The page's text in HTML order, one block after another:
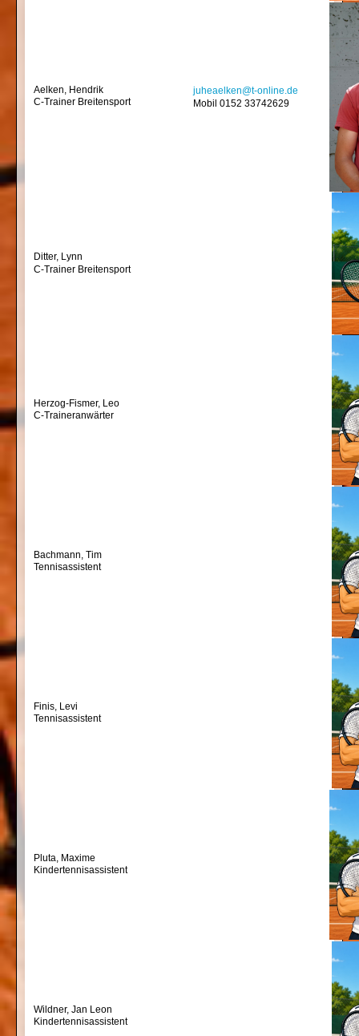
Aelken, Hendrik
C-Trainer Breitensport
juheaelken@t-online.de
Mobil 0152 33742629
Ditter, Lynn
C-Trainer Breitensport
Herzog-Fismer, Leo
C-Traineranwärter
Bachmann, Tim
Tennisassistent
Finis, Levi
Tennisassistent
Pluta, Maxime
Kindertennisassistent
Wildner, Jan Leon
Kindertennisassistent